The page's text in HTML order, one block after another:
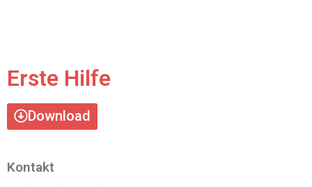
Erste Hilfe
Download
Kontakt